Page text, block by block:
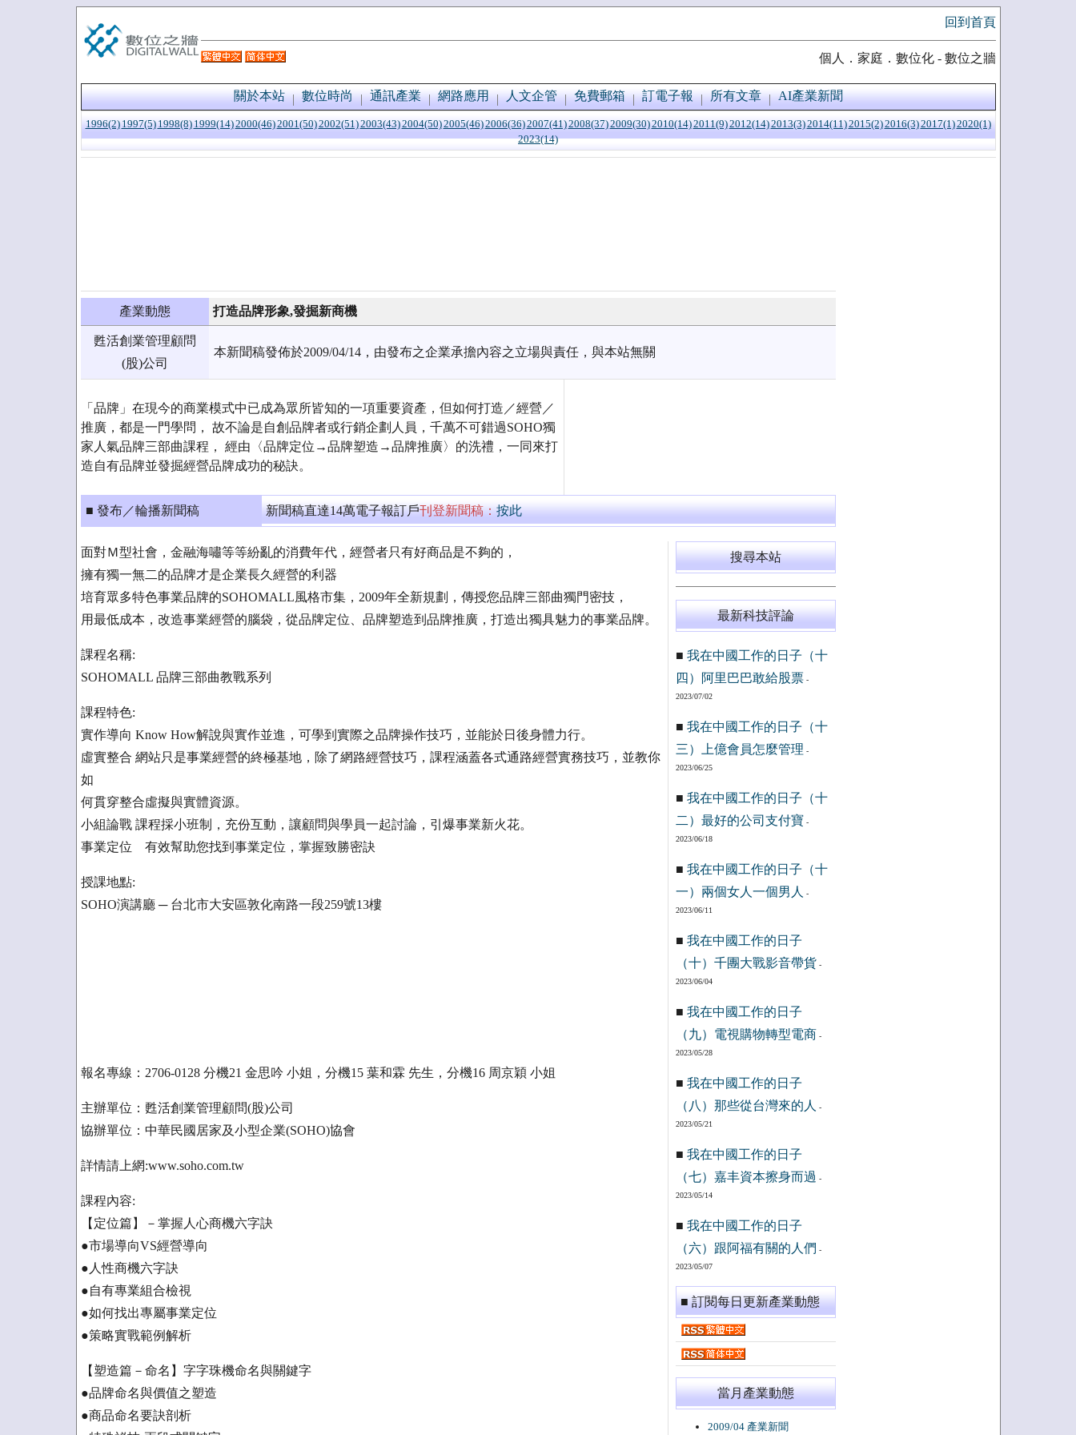
回到首頁
個人．家庭．數位化 - 數位之牆
關於本站 數位時尚 通訊產業 網路應用 人文企管 免費郵箱 訂電子報 所有文章 AI產業新聞
1996(2) 1997(5) 1998(8) 1999(14)2000(46)2001(50)2002(51)2003(43)2004(50)2005(46)2006(36)2007(41)2008(37)2009(30)2010(14)2011(9)2012(14)2013(3)2014(11)2015(2)2016(3)2017(1)2020(1)
2023(14)
產業動態 打造品牌形象,發掘新商機
甦活創業管理顧問
(股)公司
本新聞稿發佈於2009/04/14，由發布之企業承擔內容之立場與責任，與本站無關
「品牌」在現今的商業模式中已成為眾所皆知的一項重要資產，但如何打造／經營／
推廣，都是一門學問， 故不論是自創品牌者或行銷企劃人員，千萬不可錯過SOHO獨
家人氣品牌三部曲課程， 經由〈品牌定位→品牌塑造→品牌推廣〉的洗禮，一同來打
造自有品牌並發掘經營品牌成功的秘訣。
■ 發布／輪播新聞稿 新聞稿直達14萬電子報訂戶刊登新聞稿：按此
面對Ｍ型社會，金融海嘯等等紛亂的消費年代，經營者只有好商品是不夠的，
擁有獨一無二的品牌才是企業長久經營的利器
培育眾多特色事業品牌的SOHOMALL風格市集，2009年全新規劃，傳授您品牌三部曲獨門密技，
用最低成本，改造事業經營的腦袋，從品牌定位、品牌塑造到品牌推廣，打造出獨具魅力的事業品牌。
課程名稱:
SOHOMALL 品牌三部曲教戰系列
課程特色:
實作導向 Know How解說與實作並進，可學到實際之品牌操作技巧，並能於日後身體力行。
虛實整合 網站只是事業經營的終極基地，除了網路經營技巧，課程涵蓋各式通路經營實務技巧，並教你
如
何貫穿整合虛擬與實體資源。
小組論戰 課程採小班制，充份互動，讓顧問與學員一起討論，引爆事業新火花。
事業定位 有效幫助您找到事業定位，掌握致勝密訣
授課地點:
SOHO演講廳 ─ 台北市大安區敦化南路一段259號13樓
報名專線：2706-0128 分機21 金思吟 小姐，分機15 葉和霖 先生，分機16 周京穎 小姐
主辦單位：甦活創業管理顧問(股)公司
協辦單位：中華民國居家及小型企業(SOHO)協會
詳情請上網:www.soho.com.tw
課程內容:
【定位篇】－掌握人心商機六字訣
●市場導向VS經營導向
●人性商機六字訣
●自有專業組合檢視
●如何找出專屬事業定位
●策略實戰範例解析
【塑造篇－命名】字字珠機命名與關鍵字
●品牌命名與價值之塑造
●商品命名要訣剖析
搜尋本站
最新科技評論
■ 我在中國工作的日子（十
四）阿里巴巴敢給股票-
2023/07/02
■ 我在中國工作的日子（十
三）上億會員怎麼管理 -
2023/06/25
■ 我在中國工作的日子（十
二）最好的公司支付寶 -
2023/06/18
■ 我在中國工作的日子（十
一）兩個女人一個男人
-
2023/06/11
■ 我在中國工作的日子
（十）千團大戰影音帶貨 -
2023/06/04
■ 我在中國工作的日子
（九）電視購物轉型電商 -
2023/05/28
■ 我在中國工作的日子
（八）那些從台灣來的人
-
2023/05/21
■ 我在中國工作的日子
（七）嘉丰資本擦身而過 -
2023/05/14
■ 我在中國工作的日子
（六）跟阿福有關的人們 -
2023/05/07
■ 訂閱每日更新產業動態
當月產業動態
2009/04 產業新聞